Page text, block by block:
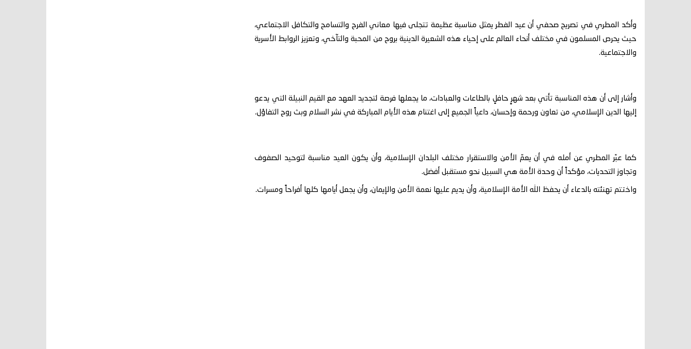
وأكد المطري في تصريح صحفي أن عيد الفطر يمثل مناسبة عظيمة تتجلى فيها معاني الفرح والتسامح والتكافل الاجتماعي،
حيث يحرص المسلمون في مختلف أنحاء العالم على إحياء هذه الشعيرة الدينية بروح من المحبة والتآخي، وتعزيز الروابط الأسرية
والاجتماعية.
وأشار إلى أن هذه المناسبة تأتي بعد شهرٍ حافلٍ بالطاعات والعبادات، ما يجعلها فرصة لتجديد العهد مع القيم النبيلة التي يدعو
إليها الدين الإسلامي، من تعاون ورحمة وإحسان، داعياً الجميع إلى اغتنام هذه الأيام المباركة في نشر السلام وبث روح التفاؤل.
كما عبّر المطري عن أمله في أن يعمّ الأمن والاستقرار مختلف البلدان الإسلامية، وأن يكون العيد مناسبة لتوحيد الصفوف
وتجاوز التحديات، مؤكداً أن وحدة الأمة هي السبيل نحو مستقبل أفضل.
واختتم تهنئته بالدعاء أن يحفظ الله الأمة الإسلامية، وأن يديم عليها نعمة الأمن والإيمان، وأن يجعل أيامها كلها أفراحاً ومسرات.